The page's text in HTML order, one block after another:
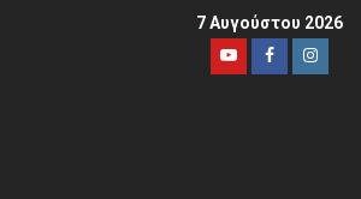
7 Αυγούστου 2026